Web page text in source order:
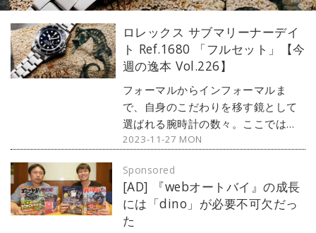
ロレックス サブマリーナーデイ
ト Ref.1680 「フルセット」【今
週の逸本 Vol.226】
フォーマルからインフォーマルま
で、自身のこだわりを移す鏡として
選ばれる腕時計の数々。ここではブ
ランド腕時計専門店・MOON
デルからアンティークまで、見る者
の感性を刺激する1本をセレクト。今
回は、ロレックスのダイバーズウォ
ッチ・サブマリーナーから、1978年
2023-11-27 MON
[AD] 『webオートバイ』の成長
には「dino」が必要不可欠だっ
た
Sponsored